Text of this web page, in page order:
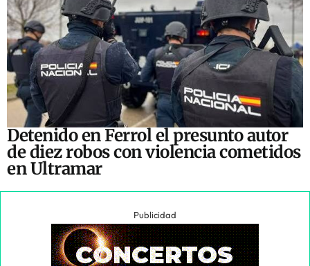
Detenido en Ferrol el presunto autor
de diez robos con violencia cometidos
en Ultramar
Publicidad